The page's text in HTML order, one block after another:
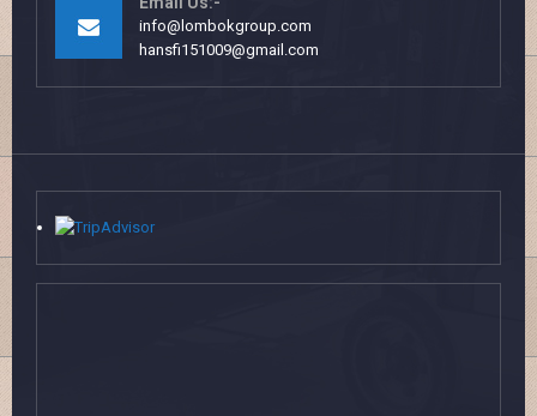
info@lombokgroup.com
hansfi151009@gmail.com